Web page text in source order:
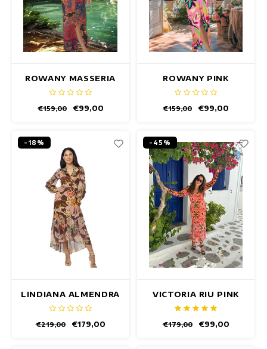
ROWANY MASSERIA
JURK
€159,00 €99,00
ROWANY PINK
FIESTA JURK
€159,00 €99,00
-18%
LINDIANA ALMENDRA
JURK
€219,00 €179,00
-45%
VICTORIA RIU PINK
JURK
€179,00 €99,00